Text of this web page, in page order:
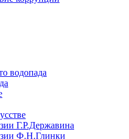
водопада
Г.Р.Державина
Ф.Н.Глинки